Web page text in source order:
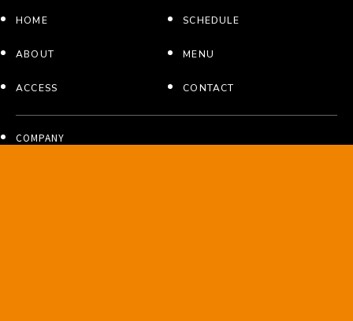
HOME SCHEDULE
ABOUT MENU
ACCESS CONTACT
COMPANY